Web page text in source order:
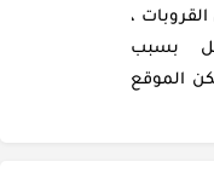
،
بسبب
الموقع